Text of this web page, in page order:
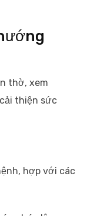
thờ, xem
thiện sức
hợp với các